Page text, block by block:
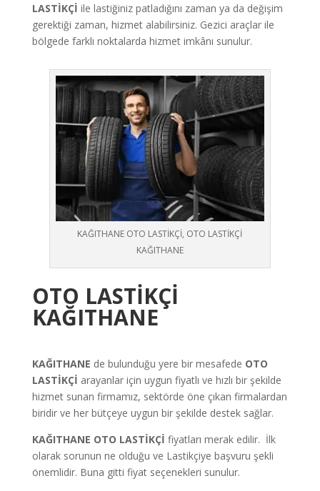
LASTİKÇİ ile lastiğiniz patladığını zaman ya da değişim
gerektiği zaman, hizmet alabilirsiniz. Gezici araçlar ile
bölgede farklı noktalarda hizmet imkânı sunulur.
KAĞITHANE OTO LASTİKÇİ, OTO LASTİKÇİ
KAĞITHANE
OTO LASTİKÇİ
KAĞITHANE
KAĞITHANE de bulunduğu yere bir mesafede OTO
LASTİKÇİ arayanlar için uygun fiyatlı ve hızlı bir şekilde
hizmet sunan firmamız, sektörde öne çıkan firmalardan
biridir ve her bütçeye uygun bir şekilde destek sağlar.
KAĞITHANE OTO LASTİKÇİ fiyatları merak edilir. İlk
olarak sorunun ne olduğu ve Lastikçiye başvuru şekli
önemlidir. Buna gitti fiyat seçenekleri sunulur.